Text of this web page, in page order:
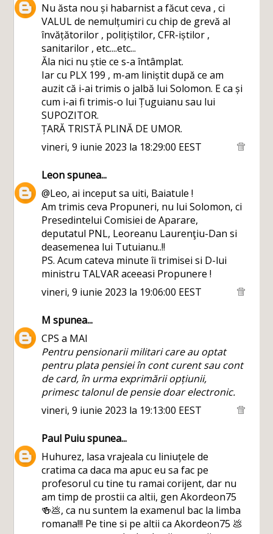
Nu ăsta nou și habarnist a făcut ceva , ci
VALUL de nemulțumiri cu chip de grevă al
învățătorilor , polițiștilor, CFR-iștilor ,
sanitarilor , etc....etc...
Ăla nici nu știe ce s-a întâmplat.
Iar cu PLX 199 , m-am liniștit după ce am
auzit că i-ai trimis o jalbă lui Solomon. E ca și
cum i-ai fi trimis-o lui Țuguianu sau lui
SUPOZITOR.
ȚARĂ TRISTĂ PLINĂ DE UMOR.
vineri, 9 iunie 2023 la 18:29:00 EEST
Leonspunea...
@Leo, ai inceput sa uiti, Baiatule !
Am trimis ceva Propuneri, nu lui Solomon, ci
Presedintelui Comisiei de Aparare,
deputatul PNL, Leoreanu Laurenţiu-Dan si
deasemenea lui Tutuianu..!!
PS. Acum cateva minute îi trimisei si D-lui
ministru TALVAR aceeasi Propunere !
vineri, 9 iunie 2023 la 19:06:00 EEST
M spunea...
CPS a MAI
Pentru pensionarii militari care au optat
pentru plata pensiei în cont curent sau cont
de card, în urma exprimării opțiunii,
primesc talonul de pensie doar electronic.
vineri, 9 iunie 2023 la 19:13:00 EEST
Paul Puiuspunea...
Huhurez, lasa vrajeala cu liniuțele de
cratima ca daca ma apuc eu sa fac pe
profesorul cu tine tu ramai corijent, dar nu
am timp de prostii ca altii, gen Akordeon75
🍻💩, ca nu suntem la examenul bac la limba
romana!!! Pe tine si pe altii ca Akordeon75 💩